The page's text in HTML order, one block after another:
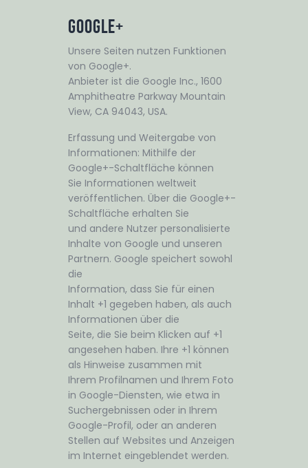
Google+
Unsere Seiten nutzen Funktionen
von Google+.
Anbieter ist die Google Inc., 1600
Amphitheatre Parkway Mountain
View, CA 94043, USA.
Erfassung und Weitergabe von
Informationen: Mithilfe der
Google+-Schaltfläche können
Sie Informationen weltweit
veröffentlichen. Über die Google+-
Schaltfläche erhalten Sie
und andere Nutzer personalisierte
Inhalte von Google und unseren
Partnern. Google speichert sowohl
die
Information, dass Sie für einen
Inhalt +1 gegeben haben, als auch
Informationen über die
Seite, die Sie beim Klicken auf +1
angesehen haben. Ihre +1 können
als Hinweise zusammen mit
Ihrem Profilnamen und Ihrem Foto
in Google-Diensten, wie etwa in
Suchergebnissen oder in Ihrem
Google-Profil, oder an anderen
Stellen auf Websites und Anzeigen
im Internet eingeblendet werden.